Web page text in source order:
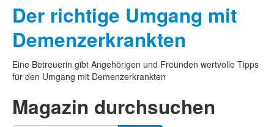
Der richtige Umgang mit
Demenzerkrankten
Eine Betreuerin gibt Angehörigen und Freunden wertvolle Tipps
für den Umgang mit Demenzerkrankten
Magazin durchsuchen